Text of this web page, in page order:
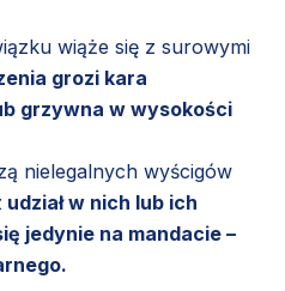
wiąże się z surowymi
grozi kara
grzywna w wysokości
nielegalnych wyścigów
udział w nich lub ich
jedynie na mandacie –